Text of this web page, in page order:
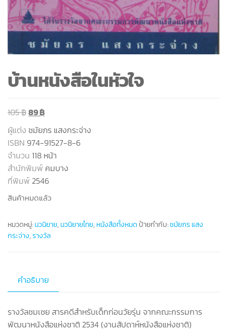
บ้านหนังสือในหัวใจ
105฿89฿
ผู้แต่ง ชมัยภร แสงกระจ่าง
ISBN 974-91527-8-6
จำนวน 118 หน้า
สำนักพิมพ์ คมบาง
ที่พิมพ์ 2546
สินค้าหมดแล้ว
หมวดหมู่:นวนิยาย, นวนิยายไทย, หนังสือทั้งหมด ป้ายกำกับ:ชมัยภร แสง
กระจ่าง,รางวัล
คำอธิบาย
รางวัลชมเชย สารคดีสำหรับเด็กก่อนวัยรุ่น จากคณะกรรมการ
พัฒนาหนังสือแห่งชาติ 2534 (งานสัปดาห์หนังสือแห่งชาติ)